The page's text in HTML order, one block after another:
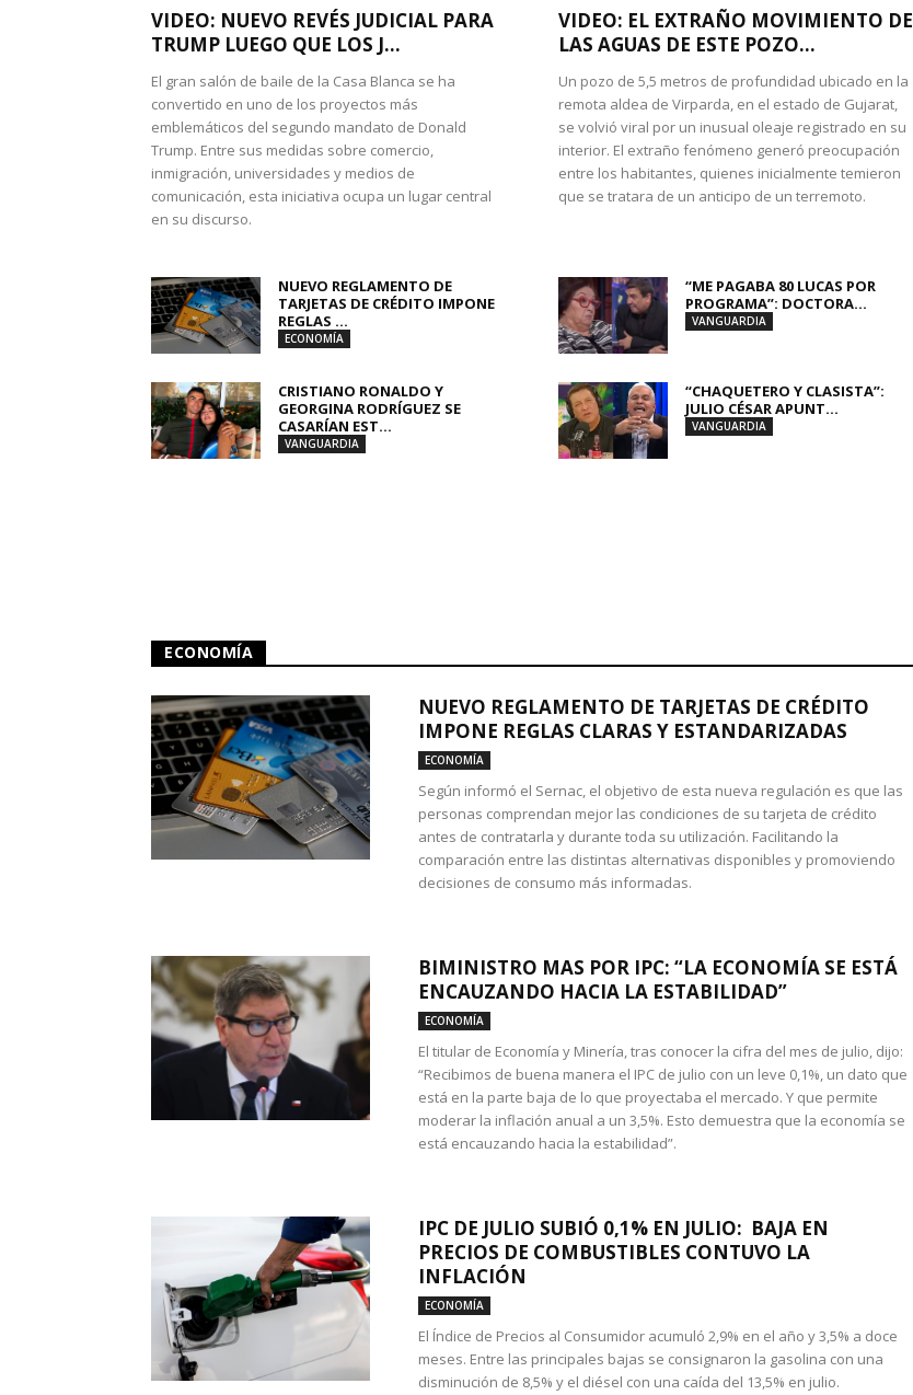
VIDEO: NUEVO REVÉS JUDICIAL PARA
TRUMP LUEGO QUE LOS J...
El gran salón de baile de la Casa Blanca se ha
convertido en uno de los proyectos más
emblemáticos del segundo mandato de Donald
Trump. Entre sus medidas sobre comercio,
inmigración, universidades y medios de
comunicación, esta iniciativa ocupa un lugar central
en su discurso.
VIDEO: EL EXTRAÑO MOVIMIENTO DE
LAS AGUAS DE ESTE POZO...
Un pozo de 5,5 metros de profundidad ubicado en la
remota aldea de Virparda, en el estado de Gujarat,
se volvió viral por un inusual oleaje registrado en su
interior. El extraño fenómeno generó preocupación
entre los habitantes, quienes inicialmente temieron
que se tratara de un anticipo de un terremoto.
NUEVO REGLAMENTO DE
TARJETAS DE CRÉDITO IMPONE
REGLAS ...
ECONOMÍA
“ME PAGABA 80 LUCAS POR
PROGRAMA”: DOCTORA...
VANGUARDIA
CRISTIANO RONALDO Y
GEORGINA RODRÍGUEZ SE
CASARÍAN EST...
VANGUARDIA
“CHAQUETERO Y CLASISTA”:
JULIO CÉSAR APUNT...
VANGUARDIA
ECONOMÍA
NUEVO REGLAMENTO DE TARJETAS DE CRÉDITO
IMPONE REGLAS CLARAS Y ESTANDARIZADAS
ECONOMÍA
Según informó el Sernac, el objetivo de esta nueva regulación es que las
personas comprendan mejor las condiciones de su tarjeta de crédito
antes de contratarla y durante toda su utilización. Facilitando la
comparación entre las distintas alternativas disponibles y promoviendo
decisiones de consumo más informadas.
BIMINISTRO MAS POR IPC: “LA ECONOMÍA SE ESTÁ
ENCAUZANDO HACIA LA ESTABILIDAD”
ECONOMÍA
El titular de Economía y Minería, tras conocer la cifra del mes de julio, dijo:
“Recibimos de buena manera el IPC de julio con un leve 0,1%, un dato que
está en la parte baja de lo que proyectaba el mercado. Y que permite
moderar la inflación anual a un 3,5%. Esto demuestra que la economía se
está encauzando hacia la estabilidad”.
IPC DE JULIO SUBIÓ 0,1% EN JULIO: BAJA EN
PRECIOS DE COMBUSTIBLES CONTUVO LA
INFLACIÓN
ECONOMÍA
El Índice de Precios al Consumidor acumuló 2,9% en el año y 3,5% a doce
meses. Entre las principales bajas se consignaron la gasolina con una
disminución de 8,5% y el diésel con una caída del 13,5% en julio.